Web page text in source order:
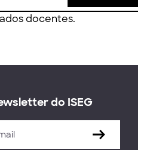
docentes.
do ISEG